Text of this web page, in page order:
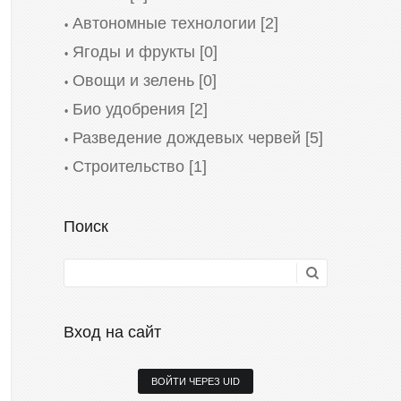
Автономные технологии [2]
Ягоды и фрукты [0]
Овощи и зелень [0]
Био удобрения [2]
Разведение дождевых червей [5]
Строительство [1]
Поиск
Вход на сайт
ВОЙТИ ЧЕРЕЗ UID